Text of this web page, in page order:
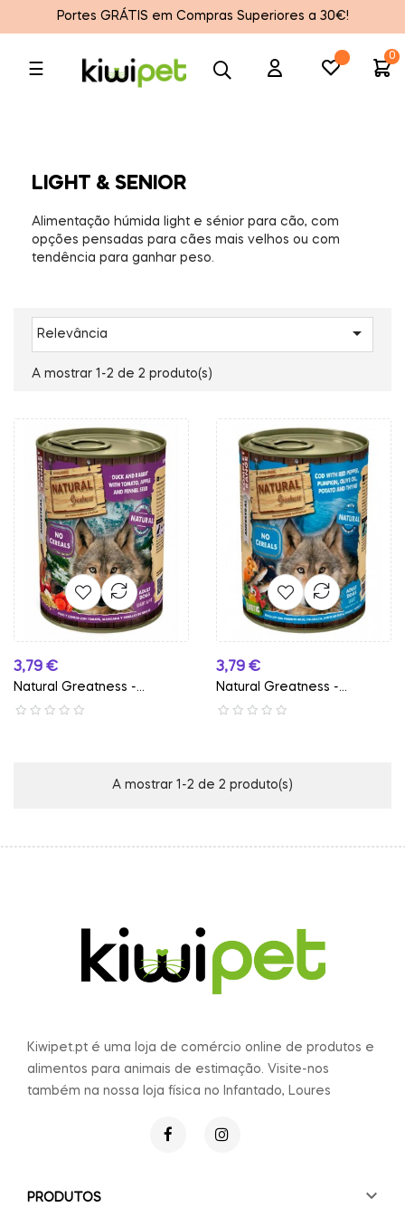
Portes GRÁTIS em Compras Superiores a 30€!
Toggle
navigation
☰
0
LIGHT & SENIOR
Alimentação húmida light e sénior para cão, com
opções pensadas para cães mais velhos ou com
tendência para ganhar peso.
Relevância 
A mostrar 1-2 de 2 produto(s)
Preço
3,79 €
Natural Greatness -...
Preço
3,79 €
Natural Greatness -...
A mostrar 1-2 de 2 produto(s)
Kiwipet.pt é uma loja de comércio online de produtos e
alimentos para animais de estimação. Visite-nos
também na nossa loja física no Infantado, Loures
PRODUTOS 